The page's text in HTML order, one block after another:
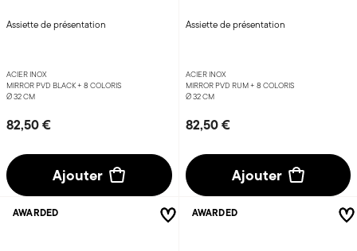
Assiette de présentation
ACIER INOX
MIRROR PVD BLACK + 8 COLORIS
Ø 32 CM
82,50 €
Ajouter
Assiette de présentation
ACIER INOX
MIRROR PVD RUM + 8 COLORIS
Ø 32 CM
82,50 €
Ajouter
AWARDED AWARDED